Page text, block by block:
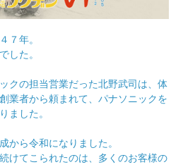
７年。
した。
クの担当営業だった北野武司は、体
業者から頼まれて、パナソニックを
ました。
から令和になりました。
けてこられたのは、多くのお客様の